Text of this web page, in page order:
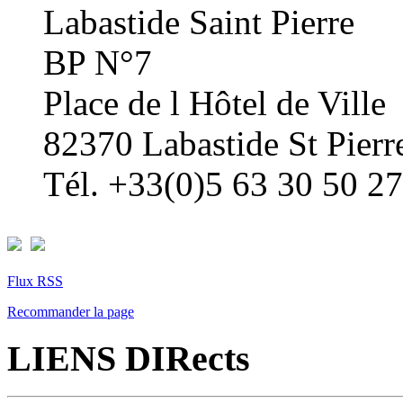
Labastide Saint Pierre
BP N°7
Place de l Hôtel de Ville
82370 Labastide St
Tél. +33(0)5 63 30 50 27
Flux RSS
Recommander la page
LIENS DIRects